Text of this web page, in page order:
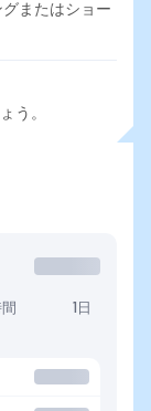
またはショー
う。
1日